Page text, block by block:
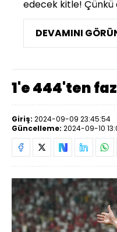
edecek kitle! Çünkü
DEVAMINI
1'e 444'ten
Giriş: 2024-09-09 23:45:54
Güncelleme: 2024-09-10